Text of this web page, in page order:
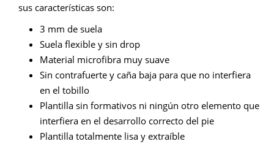
sus características son:
3 mm de suela
Suela flexible y sin drop
Material microfibra muy suave
Sin contrafuerte y caña baja para que no interfiera
en el tobillo
Plantilla sin formativos ni ningún otro elemento que
interfiera en el desarrollo correcto del pie
Plantilla totalmente lisa y extraíble